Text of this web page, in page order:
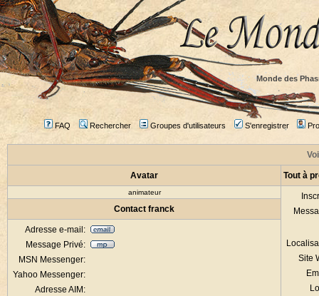
Monde des
FAQ Rechercher Groupes d'utilisateurs S'enregistrer
Avatar Tout à
animateur
Site
Contact franck
Adresse e-mail:
Message Privé:
MSN Messenger:
Yahoo Messenger:
Adresse AIM: